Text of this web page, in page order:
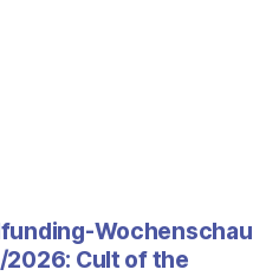
Wochenschau
2026: Cult of the